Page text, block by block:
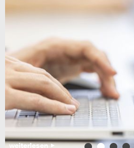
weiterlesen